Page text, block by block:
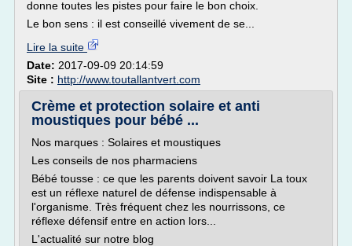
donne toutes les pistes pour faire le bon choix.
Le bon sens : il est conseillé vivement de se...
Lire la suite
Date: 2017-09-09 20:14:59
Site : http://www.toutallantvert.com
Crème et protection solaire et anti
moustiques pour bébé ...
Nos marques : Solaires et moustiques
Les conseils de nos pharmaciens
Bébé tousse : ce que les parents doivent savoir La toux
est un réflexe naturel de défense indispensable à
l'organisme. Très fréquent chez les nourrissons, ce
réflexe défensif entre en action lors...
L'actualité sur notre blog